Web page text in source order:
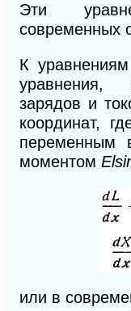
Эти
современных
К
уравнения,
зарядов и
координат,
переменным
моментом
или в